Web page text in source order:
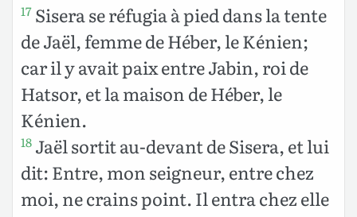
17 Sisera se réfugia à pied dans la tente
de Jaël, femme de Héber, le Kénien;
car il y avait paix entre Jabin, roi de
Hatsor, et la maison de Héber, le
Kénien.
18 Jaël sortit au-devant de Sisera, et lui
dit: Entre, mon seigneur, entre chez
moi, ne crains point. Il entra chez elle